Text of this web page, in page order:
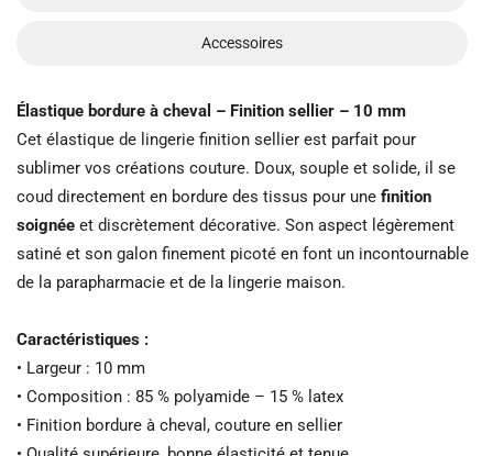
Accessoires
Élastique bordure à cheval – Finition sellier – 10 mm
Cet élastique de lingerie finition sellier est parfait pour
sublimer vos créations couture. Doux, souple et solide, il se
coud directement en bordure des tissus pour une finition
soignée et discrètement décorative. Son aspect légèrement
satiné et son galon finement picoté en font un incontournable
de la parapharmacie et de la lingerie maison.
Caractéristiques :
• Largeur : 10 mm
• Composition : 85 % polyamide – 15 % latex
• Finition bordure à cheval, couture en sellier